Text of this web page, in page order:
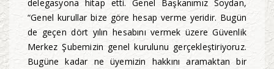
delegasyona hitap etti. Genel Başkanımız Soydan,
“Genel kurullar bize göre hesap verme yeridir. Bugün
de geçen dört yılın hesabını vermek üzere Güvenlik
Merkez Şubemizin genel kurulunu gerçekleştiriyoruz.
Bugüne kadar ne üyemizin hakkını aramaktan bir